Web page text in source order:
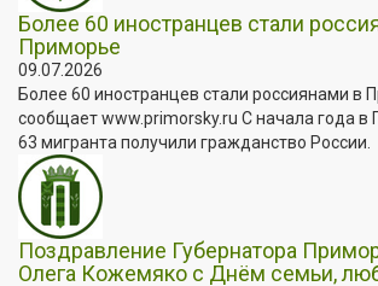
Более 60 иностранцев стали
Приморье
09.07.2026
Более 60 иностранцев стали россиянами в
сообщает www.primorsky.ru С начала года в
63 мигранта получили гражданство России.
Поздравление Губернатора
Олега Кожемяко с Днём семьи,